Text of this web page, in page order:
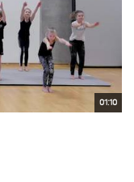
01:10